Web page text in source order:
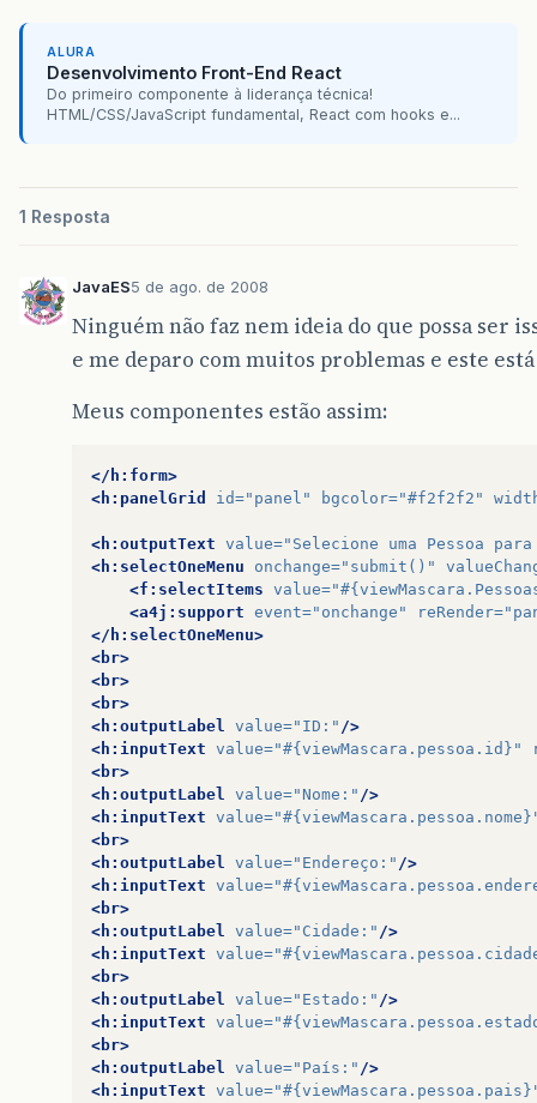
ALURA
Desenvolvimento Front-End React
Do primeiro componente à liderança técnica!
HTML/CSS/JavaScript fundamental, React com hooks e...
1 Resposta
JavaES5 de ago. de 2008
Ninguém não faz nem ideia do que possa ser
e me deparo com muitos problemas e este
Meus componentes estão assim:
</h:form>
<h:panelGrid
id="panel" bgcolor="#f2f2f2"
<h:outputText value="Selecione uma Pessoa
<h:selectOneMenu
onchange="submit()"
<f:selectItems value=
<a4j:support event="onchange" reRender=
</h:selectOneMenu>
<br>
<br>
<br>
<h:outputLabel value="ID:" />
<h:inputText value="#{viewMascara.pessoa.id}"
<br>
<h:outputLabel value="Nome:" />
<h:inputText value=
<br>
<h:outputLabel value="Endereço:" />
<h:inputText value=
<br>
<h:outputLabel value="Cidade:" />
<h:inputText value=
<br>
<h:outputLabel value="Estado:" />
<h:inputText value=
<br>
<h:outputLabel value="País:" />
<h:inputText value=